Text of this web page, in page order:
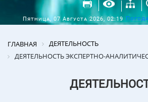
Пятница, 07 Августа 2026, 02:19
ГЛАВНАЯ
ДЕЯТЕЛЬНОСТЬ
ДЕЯТЕЛЬНОСТЬ ЭКСПЕРТНО-